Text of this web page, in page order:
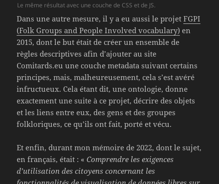
Le même résultat avec une couche de CSS et de JS.
Dans une autre mesure, il y a eu aussi le projetFGPI
(Folk Groups and People Involved vocabulary) en
2015, dont le but était de créer un ensemble de
règles descriptives afin d’ajouter au site
Comitards.eu une couche metadata suivant certains
principes, mais, malheureusement, cela s’est avéré
infructueux. Cela étant dit, une ontologie, donne
exactement une suite à ce projet, décrire des objets
et les liens entre eux, des gens et des groupes
folkloriques, ce qu’ils ont fait, porté et vécu.
Et enfin, durant mon mémoire de 2022, dont le sujet,
en français, était : «Comprendre les exigences
d’utilisation des citoyens concernant les